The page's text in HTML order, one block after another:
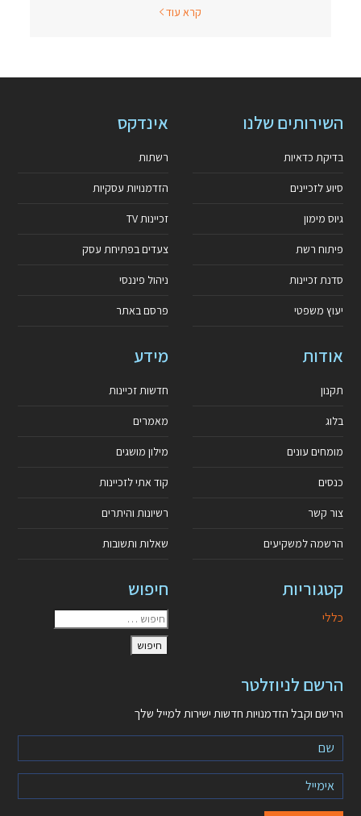
קרא עוד
השירותים שלנו
בדיקת כדאיות
סיוע לזכיינים
גיוס מימון
פיתוח רשת
סדנת זכיינות
יעוץ משפטי
אינדקס
רשתות
הזדמנויות עסקיות
זכיינות TV
צעדים בפתיחת עסק
ניהול פיננסי
פרסם באתר
אודות
תקנון
בלוג
מומחים עונים
כנסים
צור קשר
הרשמה למשקיעים
מידע
חדשות זכיינות
מאמרים
מילון מושגים
קוד אתי לזכיינות
רשיונות והיתרים
שאלות ותשובות
קטגוריות
כללי
חיפוש
הרשם לניוזלטר
הירשם וקבל הזדמנויות חדשות ישירות למייל שלך